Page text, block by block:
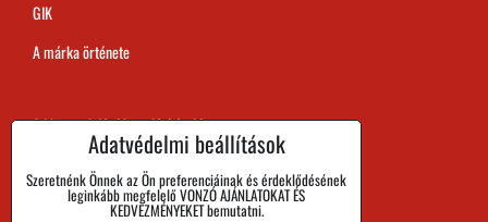
GIK
A márka örténete
A Megrendelés Megvalósítási Ideje
Áru visszaadása és Reklamáció
Adatvédelmi beállítások
Szeretnénk Önnek az Ön preferenciáinak és érdeklődésének
leginkább megfelelő VONZÓ AJÁNLATOKAT ÉS
KEDVEZMÉNYEKET bemutatni.